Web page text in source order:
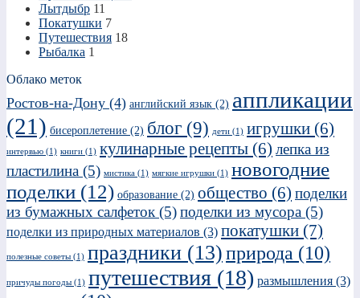
Лытдыбр 11
Покатушки 7
Путешествия 18
Рыбалка 1
Облако меток
Ростов-на-Дону (4) английский язык (2) аппликации
(21) бисероплетение (2) блог (9) дети (1) игрушки (6)
интервью (1) книги (1) кулинарные рецепты (6) лепка из
пластилина (5) мистика (1) мягкие игрушки (1) новогодние
поделки (12) образование (2) общество (6) поделки
из бумажных салфеток(5)поделки из мусора (5)
поделки из природных материалов (3) покатушки (7)
полезные советы (1) праздники (13)природа (10)
причуды погоды (1) путешествия (18) размышления (3)